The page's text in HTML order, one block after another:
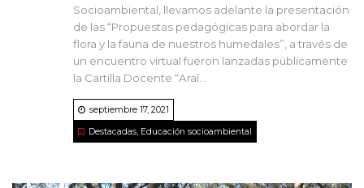
Socioambiental, llevamos adelante la presentación
de las “Propuestas pedagógicas para abordar la
flora y la fauna de nuestros humedales”, a través de
un encuentro virtual fueron lanzadas públicamente
la Cartilla Docente “Araí...
septiembre 17, 2021
Destacadas Educación socioambiental